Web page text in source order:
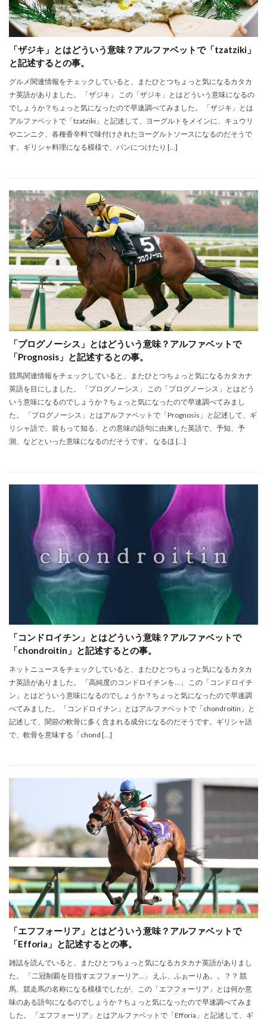
「ザジキ」とはどういう意味？アルファベットで「tzatziki」
と記述するとの事。
グルメ関連情報をチェックしていると、またひとつちょっと気になるカタカ
ナ英語がありました。 「ザジキ」 この「ザジキ」とはどういう意味になるの
でしょうか？ちょっと気になったので早速調べてみました。 「ザジキ」とは
アルファベットで「tzatziki」と記述して、ヨーグルトをメインに、キュウリ
やニンニク、各種香辛料で味付けされたヨーグルトソースになるのだそうで
す。ギリシャ料理になる模様で、パンにつけたり […]
「プログノーシス」とはどういう意味？アルファベットで
「Prognosis」と記述するとの事。
競馬関連情報をチェックしていると、またひとつちょっと気になるカタカナ
英語を目にしました。 「プログノーシス」 この「プログノーシス」とはどう
いう意味になるのでしょうか？ちょっと気になったので早速調べてみまし
た。 「プログノーシス」とはアルファベットで「Prognosis」と記述して、ギ
リシャ語で、前もって知る、との意味の語句に由来した英語で、予知、予
測、などといった意味になるのだそうです。 なるほ […]
「コンドロイチン」とはどういう意味？アルファベットで
「chondroitin」と記述するとの事。
ネットニュースをチェックしていると、またひとつちょっと気になるカタカ
ナ英語がありました。 「高純度のコンドロイチンを…」 この「コンドロイチ
ン」とはどういう意味になるのでしょうか？ちょっと気になったので早速調
べてみました。 「コンドロイチン」とはアルファベットで「chondroitin」と
記述して、関節の軟骨に多く含まれる成分になるのだそうです。ギリシャ語
で、軟骨を意味する「chond […]
「エフフォーリア」とはどういう意味？アルファベットで
「Efforia」と記述するとの事。
雑誌を読んでいると、またひとつちょっと気になるカタカナ英語がありまし
た。 「二冠制覇を目指すエフフォーリア…」 えふ、ふぉーりあ。。？？ 競
馬、競走馬の名称になる模様でしたが、この「エフフォーリア」とは何か意
味のある語句になるのでしょうか？ちょっと気になったので早速調べてみま
した。 「エフフォーリア」とはアルファベットで「Efforia」と記述して、ギ